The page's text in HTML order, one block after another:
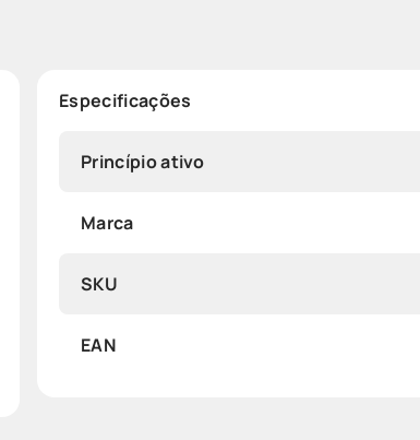
Especificações
Princípio ativo
Marca
SKU
EAN